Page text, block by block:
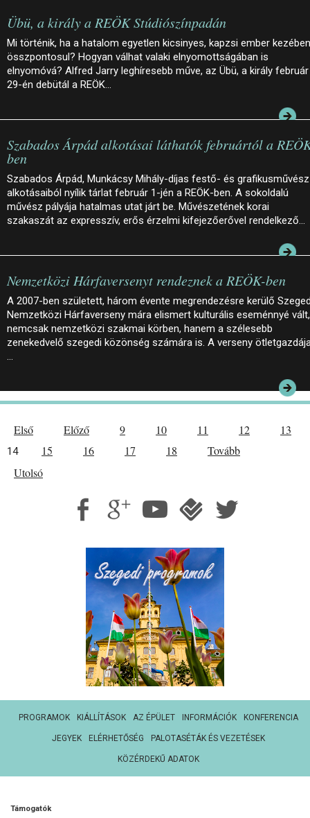
Übü, a király a REÖK Stúdiószínpadán
Mi történik, ha a hatalom egyetlen kicsinyes, kapzsi ember kezében
összpontosul? Hogyan válhat valaki elnyomottságában is
elnyomóvá? Alfred Jarry leghíresebb műve, az Übü, a király február
29-én debütál a REÖK…
Szabados Árpád alkotásai láthatók februártól a
ben
Szabados Árpád, Munkácsy Mihály-díjas festő- és grafikusművész
alkotásaiból nyílik tárlat február 1-jén a REÖK-ben. A sokoldalú
művész pályája hatalmas utat járt be. Művészetének korai
szakaszát az expresszív, erős érzelmi kifejezőerővel rendelkező…
Nemzetközi Hárfaversenyt rendeznek a REÖK-ben
A 2007-ben született, három évente megrendezésre kerülő
Nemzetközi Hárfaverseny mára elismert kulturális eseménnyé vált,
nemcsak nemzetközi szakmai körben, hanem a szélesebb
zenekedvelő szegedi közönség számára is. A verseny
…
Első Előző 9 10 11 12 13
14 15 16 17 18
Tovább
Utolsó
PROGRAMOK KIÁLLÍTÁSOK AZ ÉPÜLET INFORMÁCIÓK KONFERENCIA
JEGYEK ELÉRHETŐSÉG PALOTASÉTÁK ÉS VEZETÉSEK
KÖZÉRDEKŰ ADATOK
Támogatók